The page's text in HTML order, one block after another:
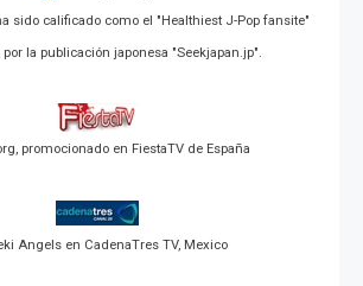
sido calificado como el "Healthiest J-Pop fansite"
por la publicación japonesa "Seekjapan.jp".
promocionado en FiestaTV de España
Angels en CadenaTres TV, Mexico